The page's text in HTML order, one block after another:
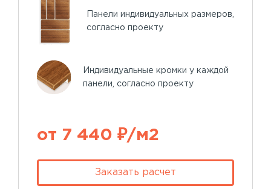
Панели индивидуальных размеров,
согласно проекту
Индивидуальные кромки у каждой
панели, согласно проекту
от 7 440 ₽/м2
Заказать расчет